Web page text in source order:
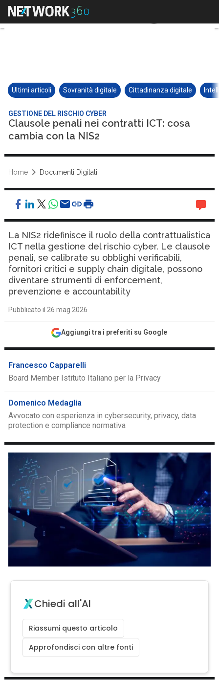
Ultimi articoli Sovranità digitale Cittadinanza digitale
GESTIONE DEL RISCHIO CYBER
Clausole penali nei contratti ICT: cosa
cambia con la NIS2
Home Documenti Digitali
La NIS2 ridefinisce il ruolo della contrattualistica
ICT nella gestione del rischio cyber. Le clausole
penali, se calibrate su obblighi verificabili,
fornitori critici e supply chain digitale, possono
diventare strumenti di enforcement,
prevenzione e accountability
Pubblicato il 26 mag 2026
Aggiungi tra i preferiti su Google
Francesco Capparelli
Board Member Istituto Italiano per la Privacy
Domenico Medaglia
Avvocato con esperienza in cybersecurity, privacy, data
protection e compliance normativa
Chiedi all'AI
Riassumi questo articolo
Approfondisci con altre fonti